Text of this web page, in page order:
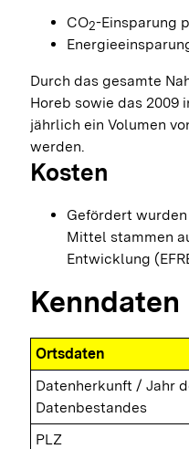
CO2-Einsparung
Durch das gesamte
Horeb sowie das 2009
jährlich ein Volumen
werden.
Kosten
Gefördert
Mittel stammen
Entwicklung
Kenndaten
Ortsdaten
Datenherkunft / Jahr
Datenbestandes
PLZ